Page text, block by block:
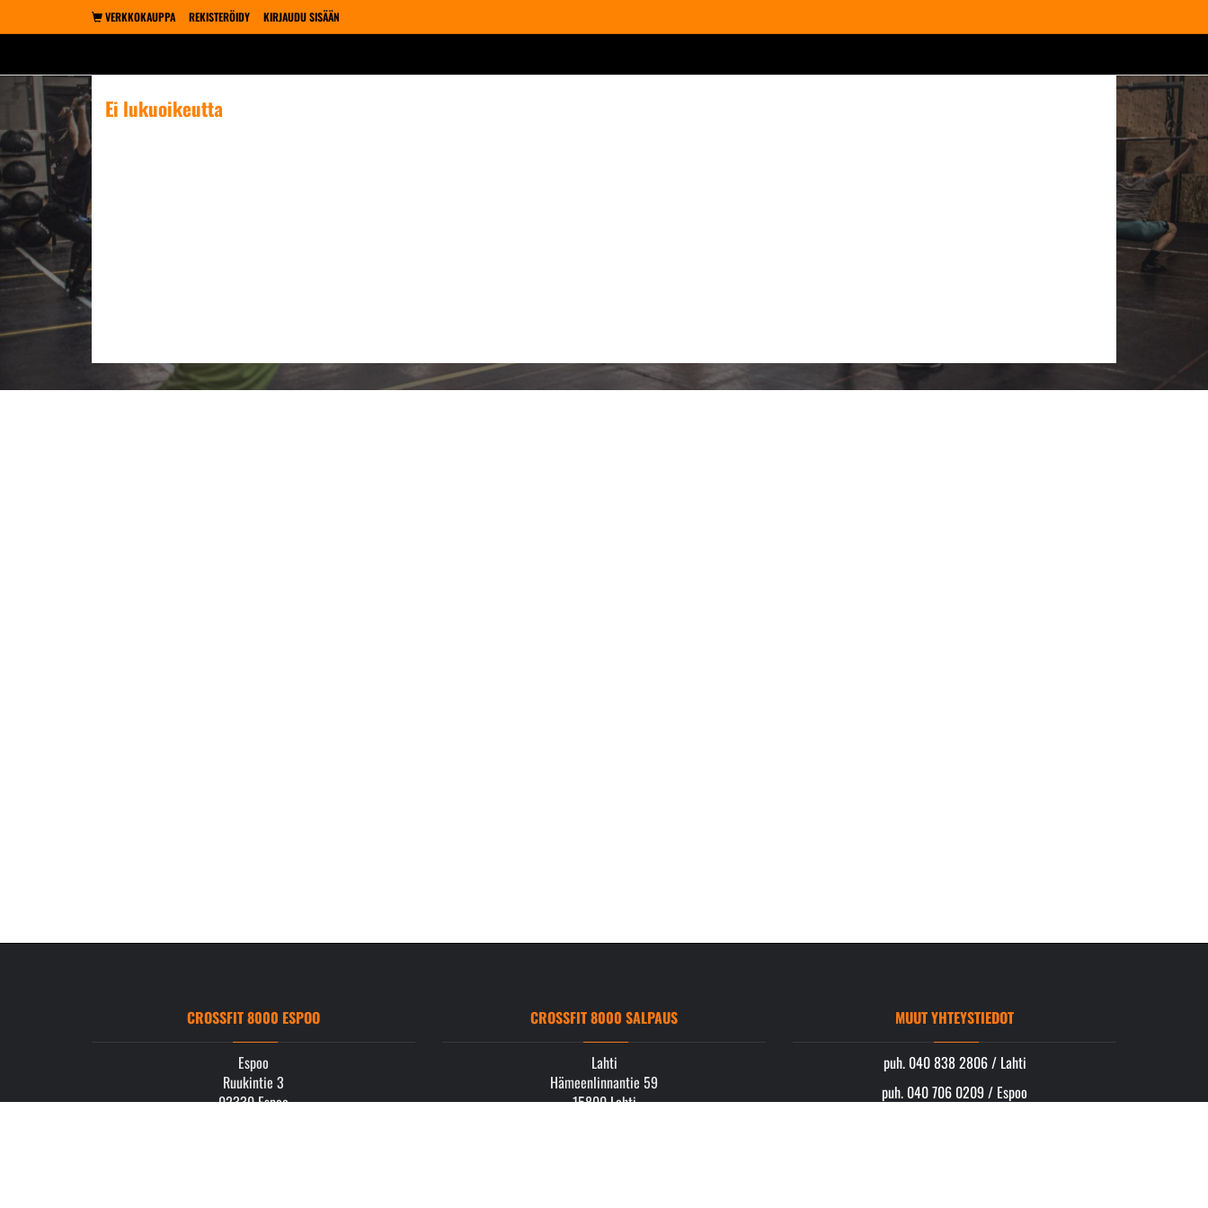
VERKKOKAUPPA REKISTERÖIDY KIRJAUDU SISÄÄN
Ei lukuoikeutta
CROSSFIT 8000 ESPOO
Espoo
Ruukintie 3
02330 Espoo
CROSSFIT 8000 SALPAUS
Lahti
Hämeenlinnantie 59
15800 Lahti
MUUT YHTEYSTIEDOT
puh. 040 838 2806 / Lahti
puh. 040 706 0209 / Espoo